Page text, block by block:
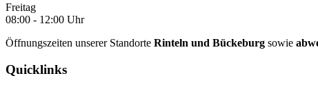
Freitag
08:00 - 12:00 Uhr
Öffnungszeiten unserer Standorte Rinteln und Bückeburg sowie
Quicklinks